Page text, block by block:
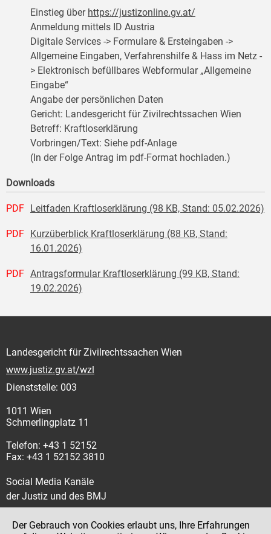
Einstieg über https://justizonline.gv.at/
Anmeldung mittels ID Austria
Digitale Services -> Formulare & Ersteingaben ->
Allgemeine Eingaben, Verfahrenshilfe & Hass im Netz -
> Elektronisch befüllbares Webformular „Allgemeine
Eingabe“
Angabe der persönlichen Daten
Gericht: Landesgericht für Zivilrechtssachen Wien
Betreff: Kraftloserklärung
Vorbringen/Text: Siehe pdf-Anlage
(In der Folge Antrag im pdf-Format hochladen.)
Downloads
PDF Leitfaden Kraftloserklärung (98 KB, Stand: 05.02.2026)
PDF
Kurzüberblick Kraftloserklärung (88 KB, Stand:
16.01.2026)
PDF Antragsformular Kraftloserklärung (99 KB, Stand:
19.02.2026)
Landesgericht für Zivilrechtssachen Wien
www.justiz.gv.at/wzl
Dienststelle: 003
1011 Wien
Schmerlingplatz 11
Telefon: +43 1 52152
Fax: +43 1 52152 3810
Social Media Kanäle
der Justiz und des BMJ
Der Gebrauch von Cookies erlaubt uns, Ihre Erfahrungen